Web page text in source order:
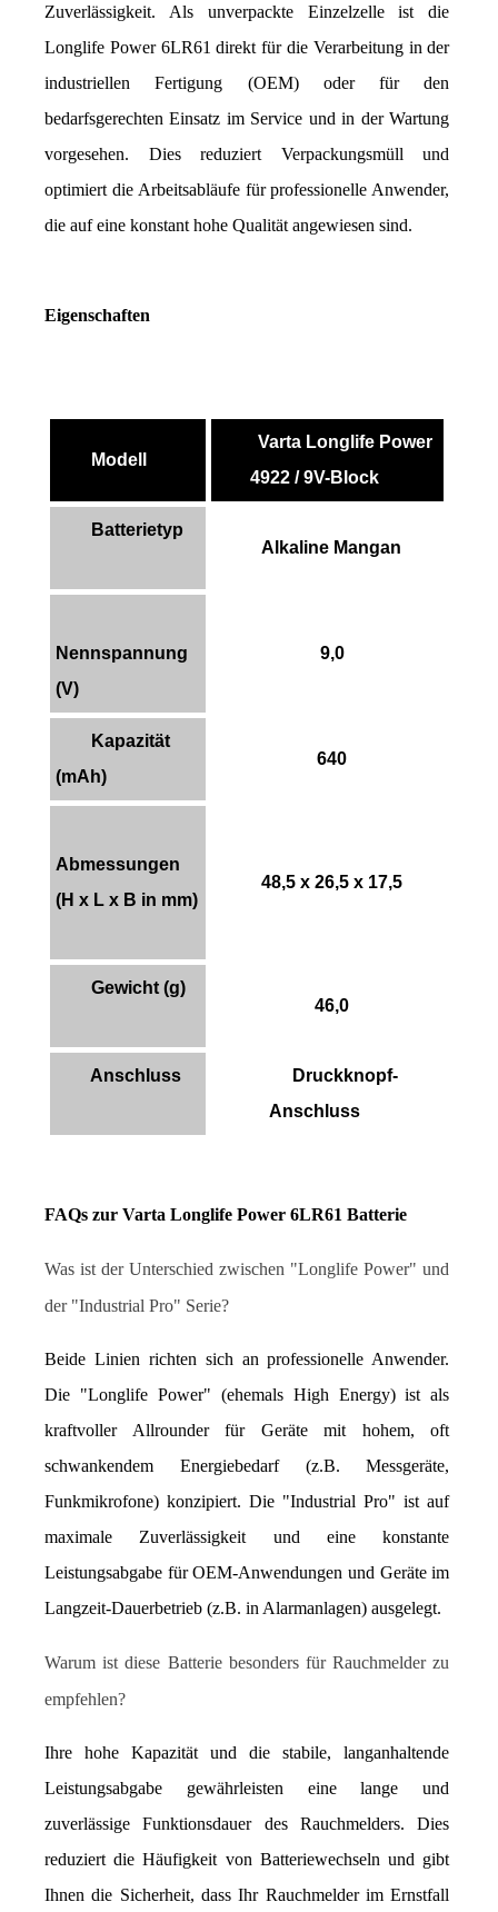
Zuverlässigkeit. Als unverpackte Einzelzelle ist die
Longlife Power 6LR61 direkt für die Verarbeitung in der
industriellen Fertigung (OEM) oder für den
bedarfsgerechten Einsatz im Service und in der Wartung
vorgesehen. Dies reduziert Verpackungsmüll und
optimiert die Arbeitsabläufe für professionelle Anwender,
die auf eine konstant hohe Qualität angewiesen sind.
Eigenschaften
Modell
Varta Longlife Power
4922 / 9V-Block
Batterietyp
Alkaline Mangan
Nennspannung
(V)
9,0
Kapazität
(mAh)
640
Abmessungen
(H x L x B in mm)
48,5 x 26,5 x 17,5
Gewicht (g)
46,0
Anschluss
Druckknopf-
Anschluss
FAQs zur Varta Longlife Power 6LR61 Batterie
Was ist der Unterschied zwischen "Longlife Power" und
der "Industrial Pro" Serie?
Beide Linien richten sich an professionelle Anwender.
Die "Longlife Power" (ehemals High Energy) ist als
kraftvoller Allrounder für Geräte mit hohem, oft
schwankendem Energiebedarf (z.B. Messgeräte,
Funkmikrofone) konzipiert. Die "Industrial Pro" ist auf
maximale Zuverlässigkeit und eine konstante
Leistungsabgabe für OEM-Anwendungen und Geräte im
Langzeit-Dauerbetrieb (z.B. in Alarmanlagen) ausgelegt.
Warum ist diese Batterie besonders für Rauchmelder zu
empfehlen?
Ihre hohe Kapazität und die stabile, langanhaltende
Leistungsabgabe gewährleisten eine lange und
zuverlässige Funktionsdauer des Rauchmelders. Dies
reduziert die Häufigkeit von Batteriewechseln und gibt
Ihnen die Sicherheit, dass Ihr Rauchmelder im Ernstfall